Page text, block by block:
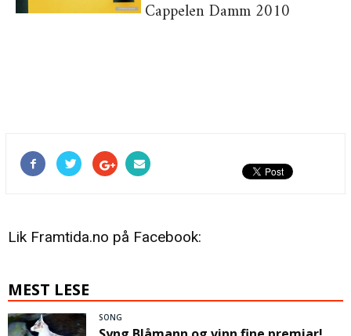
Cappelen Damm 2010
Lik Framtida.no på Facebook:
MEST LESE
SONG